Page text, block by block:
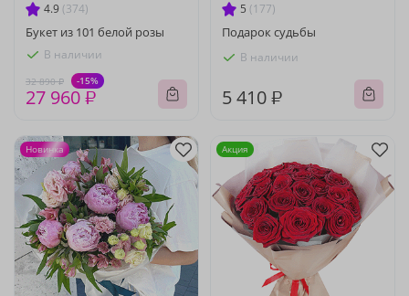
4.9 (374)
Букет из 101 белой розы
В наличии
32 890 ₽ -15%
27 960 ₽
5 (177)
Подарок судьбы
В наличии
5 410 ₽
Новинка Акция